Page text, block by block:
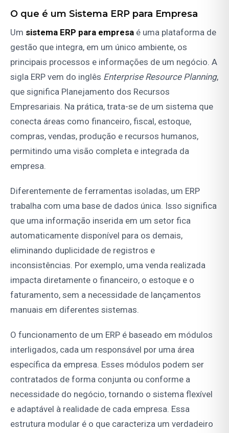
O que é um Sistema ERP para Empresa
Um sistema ERP para empresa é uma plataforma de
gestão que integra, em um único ambiente, os
principais processos e informações de um negócio. A
sigla ERP vem do inglês Enterprise Resource Planning,
que significa Planejamento dos Recursos
Empresariais. Na prática, trata-se de um sistema que
conecta áreas como financeiro, fiscal, estoque,
compras, vendas, produção e recursos humanos,
permitindo uma visão completa e integrada da
empresa.
Diferentemente de ferramentas isoladas, um ERP
trabalha com uma base de dados única. Isso significa
que uma informação inserida em um setor fica
automaticamente disponível para os demais,
eliminando duplicidade de registros e
inconsistências. Por exemplo, uma venda realizada
impacta diretamente o financeiro, o estoque e o
faturamento, sem a necessidade de lançamentos
manuais em diferentes sistemas.
O funcionamento de um ERP é baseado em módulos
interligados, cada um responsável por uma área
específica da empresa. Esses módulos podem ser
contratados de forma conjunta ou conforme a
necessidade do negócio, tornando o sistema flexível
e adaptável à realidade de cada empresa. Essa
estrutura modular é o que caracteriza um verdadeiro